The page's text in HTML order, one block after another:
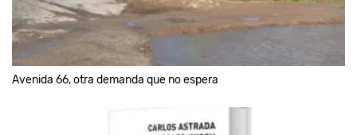
Avenida 66, otra demanda que no espera